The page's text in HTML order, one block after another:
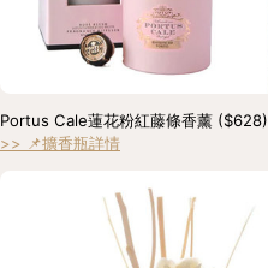
Portus Cale蓮花粉紅藤條香薰 ($628)
>> 📌擴香瓶詳情